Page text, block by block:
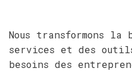
Nous transformons la
services et des
besoins des